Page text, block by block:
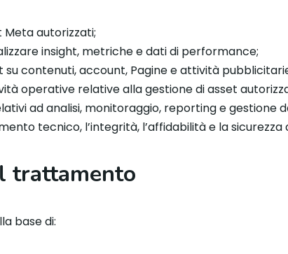
autorizzati;
insight, metriche e dati di performance;
contenuti, account, Pagine e attività
operative relative alla gestione di asset
ad analisi, monitoraggio, reporting e gestione
tecnico, l’integrità, l’affidabilità e la sicurezza
trattamento
base di: